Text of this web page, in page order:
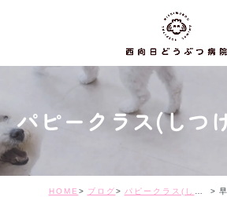
パピークラス(しつ
HOME ブログ パピークラス(しつけ教室)日記 早